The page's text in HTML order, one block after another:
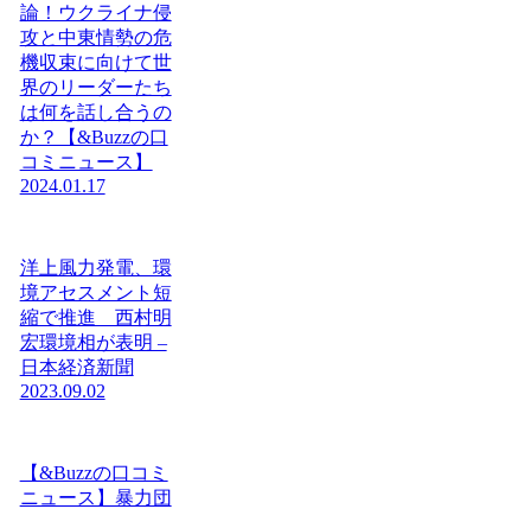
論！ウクライナ侵
攻と中東情勢の危
機収束に向けて世
界のリーダーたち
は何を話し合うの
か？【&Buzzの口
コミニュース】
2024.01.17
洋上風力発電、環
境アセスメント短
縮で推進 西村明
宏環境相が表明 –
日本経済新聞
2023.09.02
【&Buzzの口コミ
ニュース】暴力団